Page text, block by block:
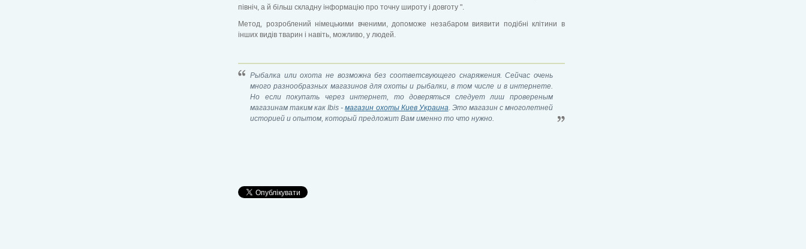
північ, а й більш складну інформацію про точну широту і довготу ".
Метод, розроблений німецькими вченими, допоможе незабаром виявити подібні клітини в
інших видів тварин і навіть, можливо, у людей.
Рыбалка или охота не возможна без соответсвующего снаряжения. Сейчас очень
много разнообразных магазинов для охоты и рыбалки, в том числе и в интернете.
Но если покупать через интернет, то доверяться следует лиш провереным
магазинам таким как Ibis -магазин охоты Киев Украина. Это магазин с многолетней
историей и опытом, который предложит Вам именно то что нужно.